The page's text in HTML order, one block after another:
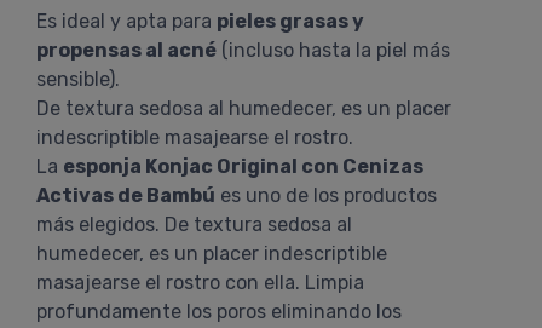
Es ideal y apta para pieles grasas y
propensas al acné (incluso hasta la piel más
sensible).
De textura sedosa al humedecer, es un placer
indescriptible masajearse el rostro.
La esponja Konjac Original con Cenizas
Activas de Bambú es uno de los productos
más elegidos. De textura sedosa al
humedecer, es un placer indescriptible
masajearse el rostro con ella. Limpia
profundamente los poros eliminando los